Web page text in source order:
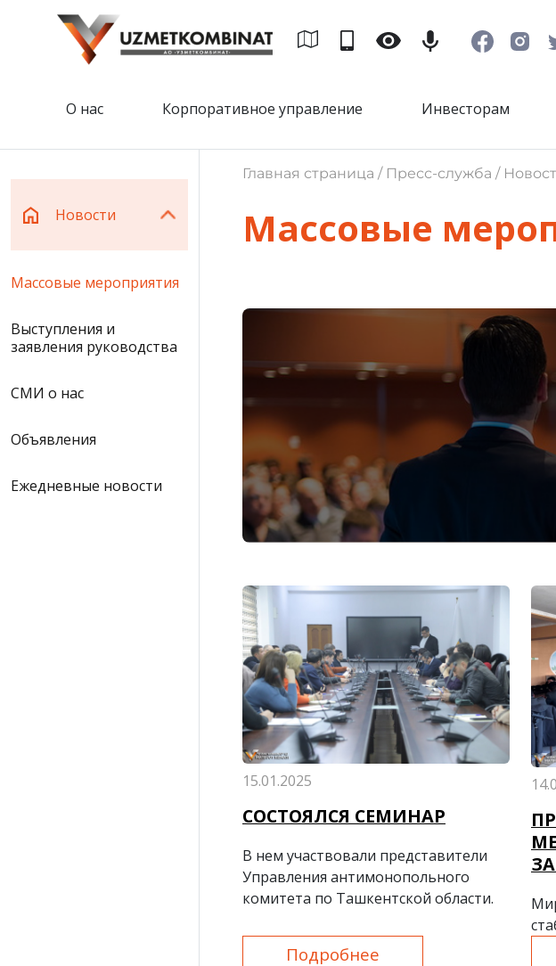
О нас Корпоративное управление Инвесторам
Новости
Массовые мероприятия
Выступления и
заявления руководства
СМИ о нас
Объявления
Ежедневные новости
Главная страница / Пресс-служба /
Массовые
15.01.2025
СОСТОЯЛСЯ СЕМИНАР
В нем участвовали представители
Управления антимонопольного
комитета по Ташкентской области.
Подробнее